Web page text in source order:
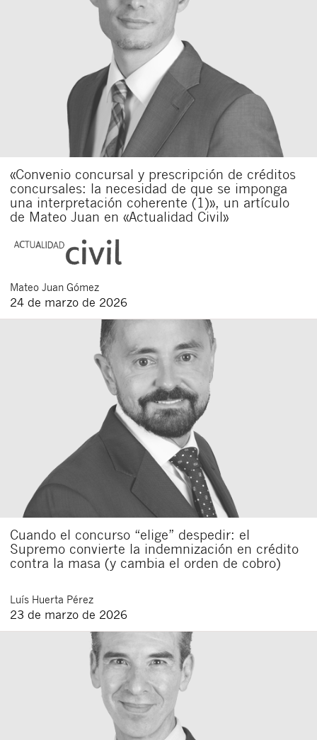
«Convenio concursal y prescripción de créditos
concursales: la necesidad de que se imponga
una interpretación coherente (1)», un artículo
de Mateo Juan en «Actualidad Civil»
Mateo Juan Gómez
24 de marzo de 2026
Cuando el concurso “elige” despedir: el
Supremo convierte la indemnización en crédito
contra la masa (y cambia el orden de cobro)
Luís Huerta Pérez
23 de marzo de 2026